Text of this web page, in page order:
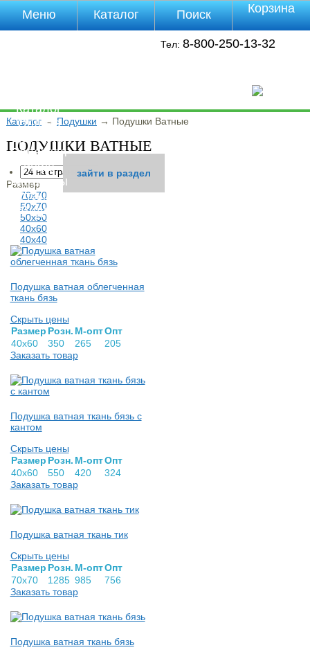
Тел: 8-800-250-13-32
Каталог→ Подушки → Подушки Ватные
ПОДУШКИ ВАТНЫЕ
Размер
70х70
50х70
50х50
40х60
40х40
Подушка ватная облегченная
ткань бязь
зайти в раздел
Скрыть цены
Раз­мер Розн. М-оптОпт
40х60
350 265
205
Заказать товар
Подушка ватная ткань бязь с
кантом
зайти в раздел
Скрыть цены
Раз­мер Розн. М-оптОпт
40х60
550 420
324
Заказать товар
Подушка ватная ткань тик
зайти в раздел
Скрыть цены
Раз­мер Розн. М-оптОпт
70х70
1285 985
756
Заказать товар
Подушка ватная ткань бязь
зайти в раздел
зайти в раздел
зайти в раздел
Меню
Каталог
Оплата
Доставка
Полезная
инфа
Магазины
Отзывы
Видео
Каталог Поиск Корзина